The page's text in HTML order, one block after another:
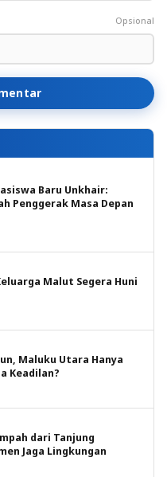
Opsional
Baru Unkhair:
Penggerak Masa Depan
Malut Segera Huni
Maluku Utara Hanya
Keadilan?
dari Tanjung
Jaga Lingkungan